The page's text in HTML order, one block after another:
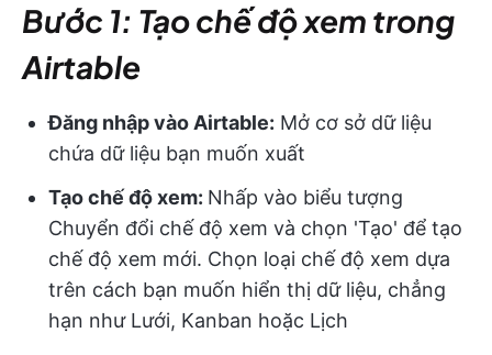
Bước 1: Tạo chế độ xem trong
Airtable
Đăng nhập vào Airtable: Mở cơ sở dữ liệu
chứa dữ liệu bạn muốn xuất
Tạo chế độ xem: Nhấp vào biểu tượng
Chuyển đổi chế độ xem và chọn 'Tạo' để tạo
chế độ xem mới. Chọn loại chế độ xem dựa
trên cách bạn muốn hiển thị dữ liệu, chẳng
hạn như Lưới, Kanban hoặc Lịch